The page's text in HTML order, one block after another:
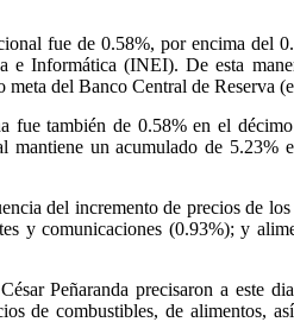
fue de 0.58%, por encima del
e Informática (INEI). De esta
del Banco Central de Reserva
también de 0.58% en el
mantiene un acumulado de 5.23%
del incremento de precios de
y comunicaciones (0.93%); y
Peñaranda precisaron a este
de combustibles, de alimentos,